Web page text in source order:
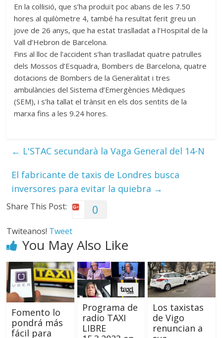
En la col·lisió, que s’ha produït poc abans de les 7.50
hores al quilòmetre 4, també ha resultat ferit greu un
jove de 26 anys, que ha estat traslladat a l’Hospital de la
Vall d’Hebron de Barcelona.
Fins al lloc de l’accident s’han traslladat quatre patrulles
dels Mossos d’Esquadra, Bombers de Barcelona, quatre
dotacions de Bombers de la Generalitat i tres
ambulàncies del Sistema d’Emergències Mèdiques
(SEM), i s’ha tallat el trànsit en els dos sentits de la
marxa fins a les 9.24 hores.
← L'STAC secundarà la Vaga General del 14-N
El fabricante de taxis de Londres busca
inversores para evitar la quiebra →
Share This Post: 0
Twiteanos! Tweet
You May Also Like
Fomento lo
pondrá más
fácil para
Programa de
radio TAXI
LIBRE
Los taxistas
de Vigo
renuncian a